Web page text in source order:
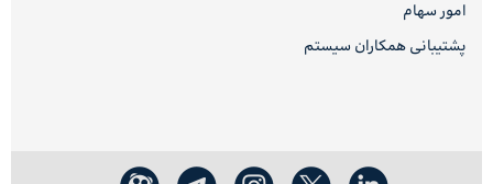
امور سهام
پشتیبانی همکاران سیستم